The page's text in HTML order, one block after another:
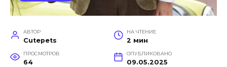
АВТОР
Cutepets
НА ЧТЕНИЕ
2 мин
ПРОСМОТРОВ
64
ОПУБЛИКОВАНО
09.05.2025